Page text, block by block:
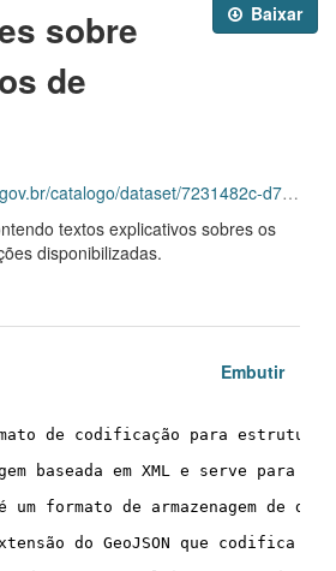
Baixar
sobre
de
9f4d-f53d9bdc42c5/resource/d905d68a-0656-4f31-9014-995fa04e86f0/download/informacoessobreoformatodosarquivos-novo.txt
textos explicativos sobres os
disponibilizadas.
Embutir